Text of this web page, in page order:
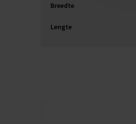
Breedte
Lengte